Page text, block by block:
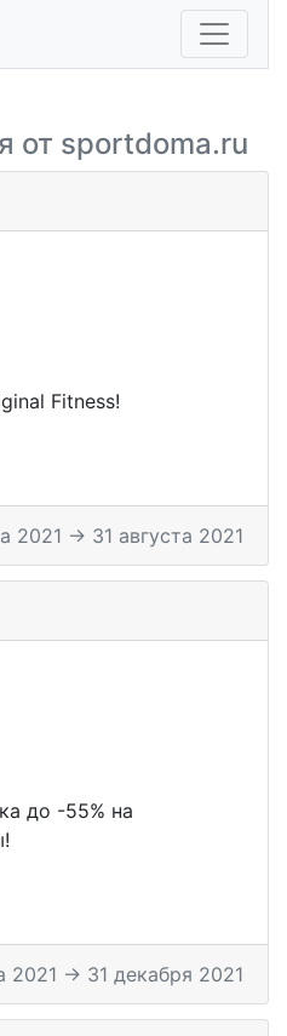
от sportdoma.ru
Fitness!
2021 → 31 августа 2021
до -55% на
2021 → 31 декабря 2021